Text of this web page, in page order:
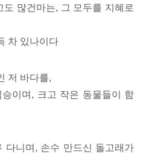
도 많건마는, 그 모두를 지혜로
차 있나이다
저 바다를,
이며, 크고 작은 동물들이 함
다니며, 손수 만드신 돌고래가